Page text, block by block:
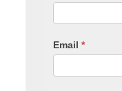
Email*